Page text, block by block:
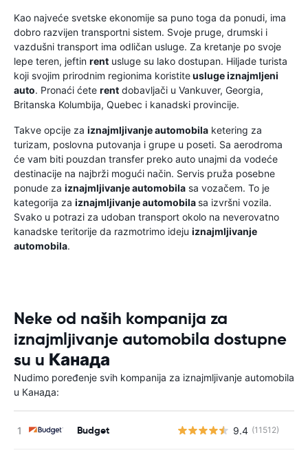
Kao najveće svetske ekonomije sa puno toga da ponudi, ima
dobro razvijen transportni sistem. Svoje pruge, drumski i
vazdušni transport ima odličan usluge. Za kretanje po svoje
lepe teren, jeftin rent usluge su lako dostupan. Hiljade turista
koji svojim prirodnim regionima koristiteusluge iznajmljeni
auto. Pronaći ćete rent dobavljači u Vankuver, Georgia,
Britanska Kolumbija, Quebec i kanadski provincije.
Takve opcije za iznajmljivanje automobila ketering za
turizam, poslovna putovanja i grupe u poseti. Sa aerodroma
će vam biti pouzdan transfer preko auto unajmi da vodeće
destinacije na najbrži mogući način. Servis pruža posebne
ponude za iznajmljivanje automobila sa vozačem. To je
kategorija za iznajmljivanje automobila sa izvršni vozila.
Svako u potrazi za udoban transport okolo na neverovatno
kanadske teritorije da razmotrimo ideju iznajmljivanje
automobila.
Neke od naših kompanija za
iznajmljivanje automobila dostupne
su u Канада
Nudimo poređenje svih kompanija za iznajmljivanje automobila
u Канада:
Budget 9.4 (11512)